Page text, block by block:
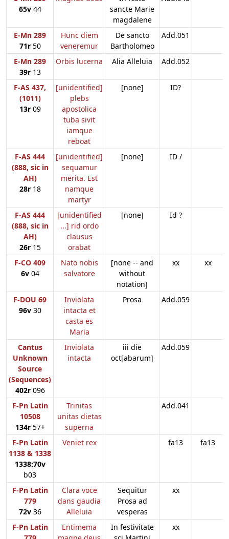
65v44
sancte Marie
magdalene
E-Mn 289
71r50
Hunc diem
veneremur
De sancto
Bartholomeo
Add.051
E-Mn 289
39r13
Orbis lucerna Alia Alleluia Add.052
F-AS 437,
(1011)
13r09
[unidentified]
plebs
apostolica
tuba sivit
iamque
reboat
[none] ID?
F-AS 444
(888, sic in
AH)
28r18
[unidentified]
sequamur
merita. Est
namque
martyr
[none] ID /
F-AS 444
(888, sic in
AH)
26r15
[unidentified
...] rid ordo
clausus
orabat
[none] Id ?
F-CO 409
6v04
Nato nobis
salvatore
[none -- and
without
notation]
xx xx
F-DOU 69
96v30
Inviolata
intacta et
casta es
Maria
Prosa Add.059
Cantus
Unknown
Source
(Sequences)
402r096
Inviolata
intacta
iii die
oct[abarum]
Add.059
F-Pn Latin
10508
134r57+
Trinitas
unitas dietas
superna
Add.041
F-Pn Latin
1138 & 1338
1338:70v
b03
Veniet rex fa13 fa13
F-Pn Latin
779
72v36
Clara voce
dans gaudia
Alleluia
Sequitur
Prosa ad
vesperas
xx
F-Pn Latin
Entimema
In festivitate
xx